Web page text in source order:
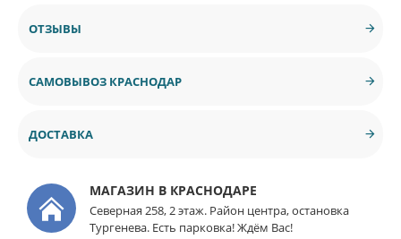
ОТЗЫВЫ
САМОВЫВОЗ КРАСНОДАР
ДОСТАВКА
МАГАЗИН В КРАСНОДАРЕ
Северная 258, 2 этаж. Район центра, остановка
Тургенева. Есть парковка! Ждём Вас!